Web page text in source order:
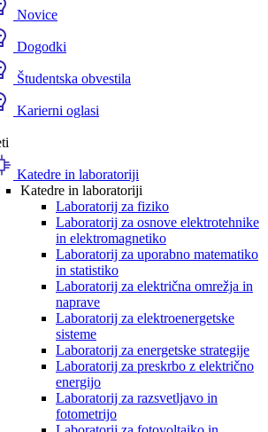
Novice
Dogodki
Študentska obvestila
Karierni oglasi
Katedre in laboratoriji
Katedre in laboratoriji
Laboratorij za fiziko
Laboratorij za osnove elektrotehnike
in elektromagnetiko
Laboratorij za uporabno matematiko
in statistiko
Laboratorij za električna omrežja in
naprave
Laboratorij za elektroenergetske
sisteme
Laboratorij za energetske strategije
Laboratorij za preskrbo z električno
energijo
Laboratorij za razsvetljavo in
fotometrijo